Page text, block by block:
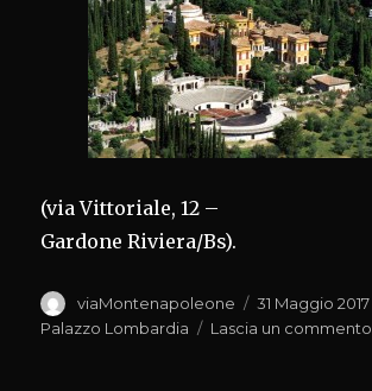
(via Vittoriale, 12 –
Gardone Riviera/Bs).
Autore
viaMontenapoleone
Pubblicato
il
31 Maggio 2017
Palazzo Lombardia
Lascia un commento